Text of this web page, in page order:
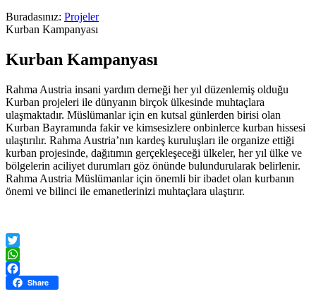
Buradasınız: Projeler
Kurban Kampanyası
Kurban Kampanyası
Rahma Austria insani yardım derneği her yıl düzenlemiş olduğu
Kurban projeleri ile dünyanın birçok ülkesinde muhtaçlara
ulaşmaktadır. Müslümanlar için en kutsal günlerden birisi olan
Kurban Bayramında fakir ve kimsesizlere onbinlerce kurban hissesi
ulaştırılır. Rahma Austria’nın kardeş kuruluşları ile organize ettiği
kurban projesinde, dağıtımın gerçekleşeceği ülkeler, her yıl ülke ve
bölgelerin aciliyet durumları göz önünde bulundurularak belirlenir.
Rahma Austria Müslümanlar için önemli bir ibadet olan kurbanın
önemi ve bilinci ile emanetlerinizi muhtaçlara ulaştırır.
Twitter
WhatsApp
Facebook
Share